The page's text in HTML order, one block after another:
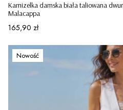
Kamizelka damska biała taliowana
Malacappa
Cena
165,90 zł
Nowość